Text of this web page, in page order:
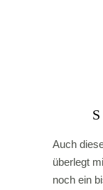
Auch
überlegt
noch ein